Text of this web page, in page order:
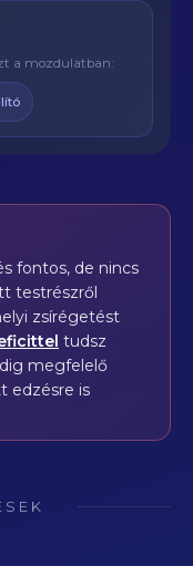
a mozdulatban:
fontos, de nincs
testrészről
zsírégetést
tudsz
megfelelő
edzésre is